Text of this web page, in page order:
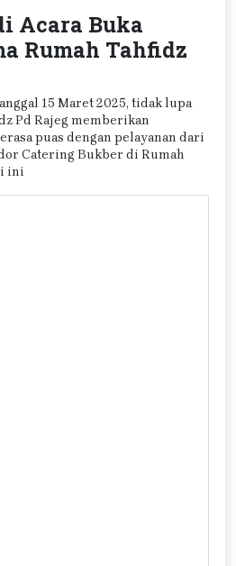
Acara Buka
Rumah Tahfidz
15 Maret 2025, tidak lupa
Pd Rajeg memberikan
puas dengan pelayanan dari
Catering Bukber di Rumah
ini